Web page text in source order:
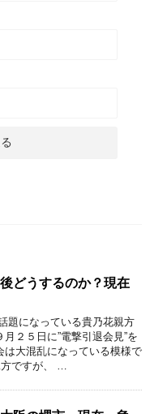
どうするのか？現在
題になっている貴乃花親方
２５日に”電撃引退会見”を
は大混乱になっている模様で
ですが、 …